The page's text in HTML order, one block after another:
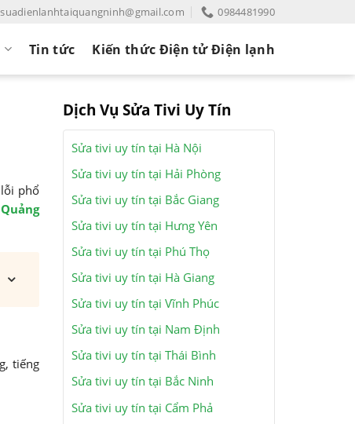
suadienlanhtaiquangninh@gmail.com 0984481990
Tin tức Kiến thức Điện tử Điện lạnh
phổ
tiếng
Dịch Vụ Sửa Tivi Uy Tín
Sửa tivi uy tín tại Hà Nội
Sửa tivi uy tín tại Hải Phòng
Sửa tivi uy tín tại Bắc Giang
Sửa tivi uy tín tại Hưng Yên
Sửa tivi uy tín tại Phú Thọ
Sửa tivi uy tín tại Hà Giang
Sửa tivi uy tín tại Vĩnh Phúc
Sửa tivi uy tín tại Nam Định
Sửa tivi uy tín tại Thái Bình
Sửa tivi uy tín tại Bắc Ninh
Sửa tivi uy tín tại Cẩm Phả